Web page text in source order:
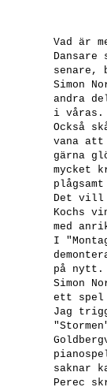
Vad är
Dansare
senare,
Simon
andra
i våras.
Också
vana att
gärna
mycket
Det vill
Kochs
med
I
på
Simon
ett spel
Jag
saknar
Perec